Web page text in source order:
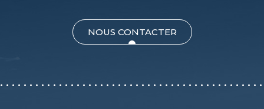
NOUS CONTACTER